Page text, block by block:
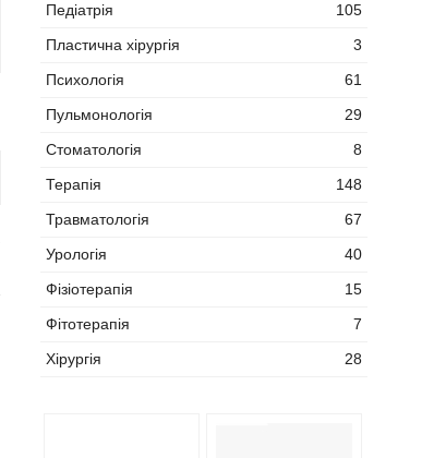
Педіатрія
105
Пластична хірургія
3
Психологія
61
Пульмонологія
29
Стоматологія
8
Терапія
148
Травматологія
67
Урологія
40
Фізіотерапія
15
Фітотерапія
7
Хірургія
28